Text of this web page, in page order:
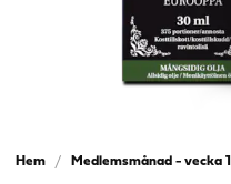
Hem Medlemsmånad - vecka 1